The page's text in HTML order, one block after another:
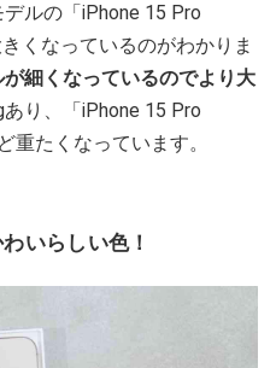
ルの「iPhone 15 Pro
くなっているのがわかりま
細くなっているのでより大
り、「iPhone 15 Pro
重たくなっています。
いらしい色！